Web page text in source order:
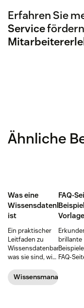
Erfahren Sie
Service
Ähnliche
Was eine
Wissensdatenbank
ist
Ein praktischer
Leitfaden zu
Wissensdatenbanken:
was sie sind, wie
unterscheiden
und wie Sie eine
Wissensmanagement
FAQ-
brillante
FAQ-